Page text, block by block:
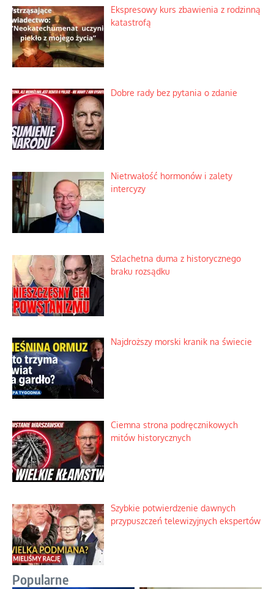
Ekspresowy kurs zbawienia z rodzinną
katastrofą
Dobre rady bez pytania o zdanie
Nietrwałość hormonów i zalety
intercyzy
Szlachetna duma z historycznego
braku rozsądku
Najdroższy morski kranik na świecie
Ciemna strona podręcznikowych
mitów historycznych
Szybkie potwierdzenie dawnych
przypuszczeń telewizyjnych ekspertów
Popularne